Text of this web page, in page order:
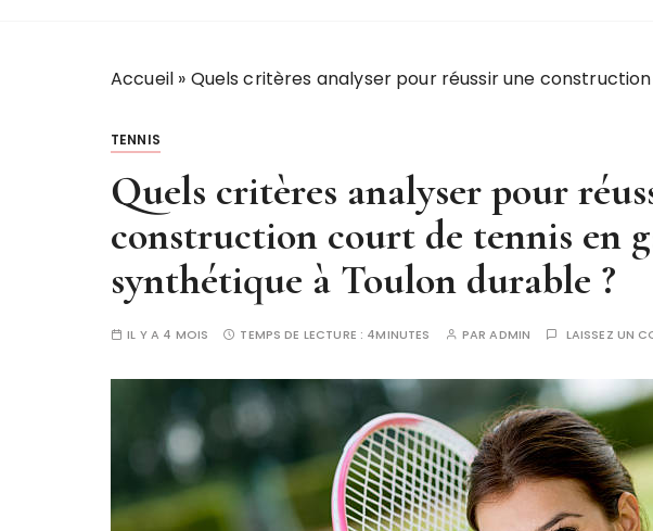
Accueil » Quels critères analyser pour réussir une
TENNIS
Quels critères analyser pour
construction court de tennis en
synthétique à Toulon durable ?
IL Y A 4 MOIS TEMPS DE LECTURE : 4MINUTES PARADMIN LAISSEZ UN